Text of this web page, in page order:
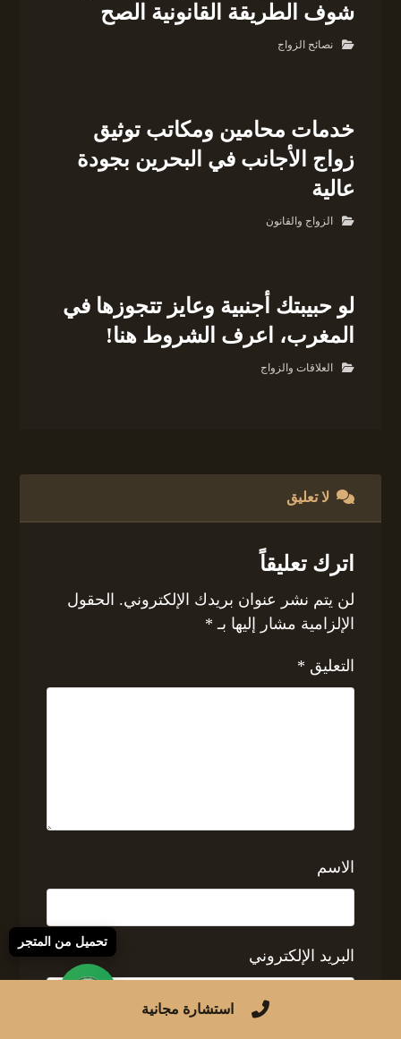
شوف الطريقة القانونية الصح
نصائح الزواج
خدمات محامين ومكاتب توثيق
زواج الأجانب في البحرين بجودة
عالية
الزواج والقانون
لو حبيبتك أجنبية وعايز تتجوزها في
المغرب، اعرف الشروط هنا!
العلاقات والزواج
لا تعليق
اترك تعليقاً
لن يتم نشر عنوان بريدك الإلكتروني. الحقول
الإلزامية مشار إليها بـ *
التعليق *
الاسم
البريد الإلكتروني
استشارة مجانية
تحميل من المتجر